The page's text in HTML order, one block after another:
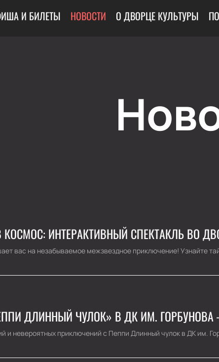
И БИЛЕТЫ НОВОСТИ О ДВОРЦЕ КУЛЬТУРЫ
КОСМОС: ИНТЕРАКТИВНЫЙ СПЕКТАКЛЬ ВО
вас на незабываемое межзвездное приключение! Узнайте
ДЛИННЫЙ ЧУЛОК» В ДК ИМ.
и невероятных приключений с Пеппи Длинный чулок в ДК им.